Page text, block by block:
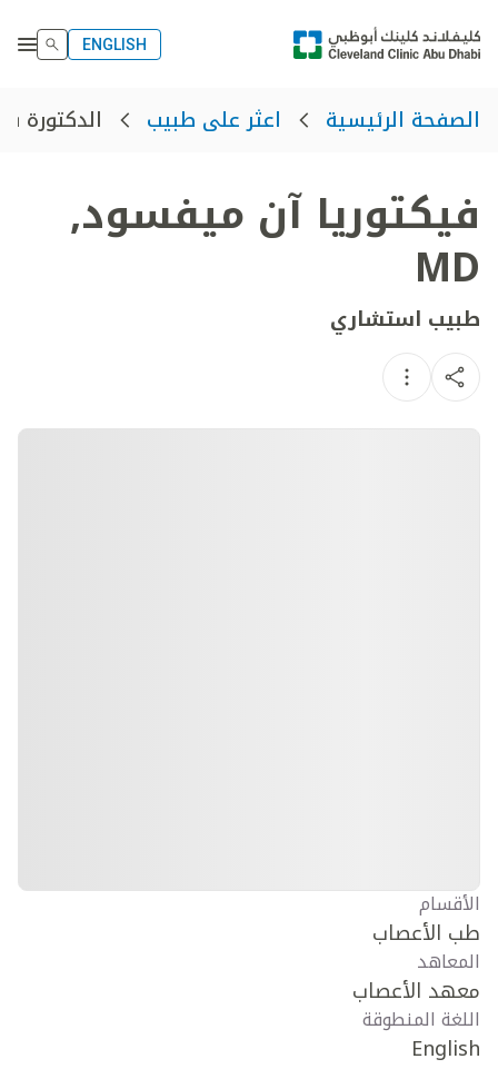
ENGLISH
الصفحة الرئيسية اعثر على طبيب الدكتورة
فيكتوريا آن ميفسود,
MD
طبيب استشاري
الأقسام
طب الأعصاب
المعاهد
معهد الأعصاب
اللغة المنطوقة
English